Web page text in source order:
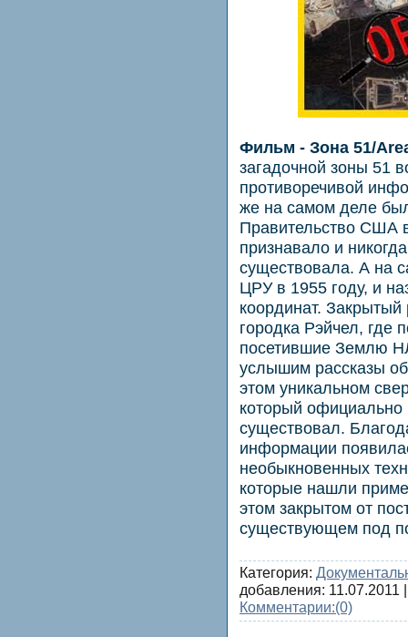
Фильм - Зона 51/
загадочной зоны 51
противоречивой
же на самом деле
Правительство США
признавало и
существовала. А на
ЦРУ в 1955 году, и
координат.
городка Рэйчел, где
посетившие Землю
услышим рассказы
этом уникальном
который официально
существовал.
информации
необыкновенных
которые нашли
этом закрытом от
существующем под
Категория:
добавления: 11.07.2011
Комментарии:(0)